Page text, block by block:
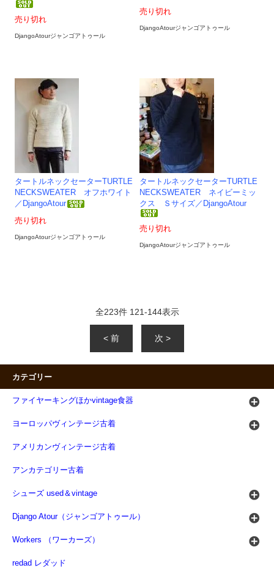
売り切れ
DjangoAtourジャンゴアトゥール
売り切れ
DjangoAtourジャンゴアトゥール
タートルネックセーターTURTLE
NECKSWEATER オフホワイト
／DjangoAtour
売り切れ
DjangoAtourジャンゴアトゥール
タートルネックセーターTURTLE
NECKSWEATER ネイビーミッ
クス Ｓサイズ／DjangoAtour
売り切れ
DjangoAtourジャンゴアトゥール
全223件 121-144表示
< 前 次 >
カテゴリー
ファイヤーキングほかvintage食器
ヨーロッパヴィンテージ古着
アメリカンヴィンテージ古着
アンカテゴリー古着
シューズ used＆vintage
Django Atour（ジャンゴアトゥール）
Workers （ワーカーズ）
redad レダッド